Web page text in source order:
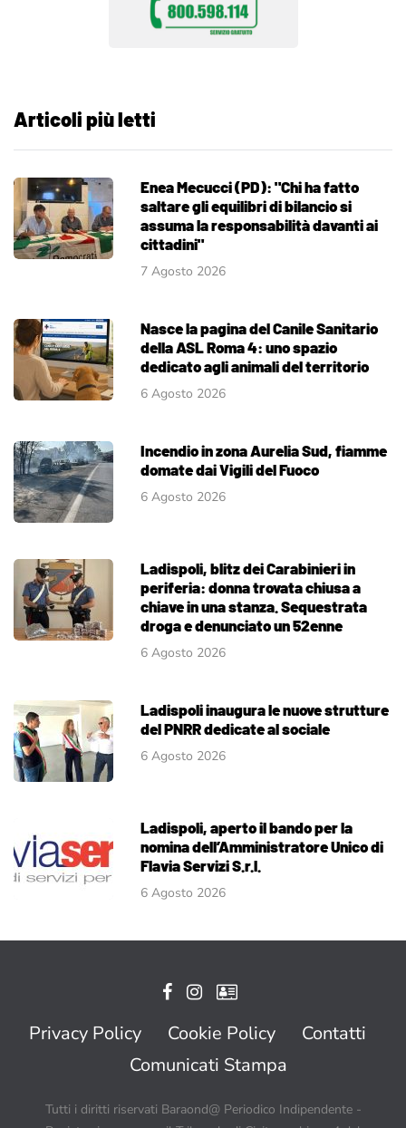
Articoli più letti
Enea Mecucci (PD): "Chi ha fatto
saltare gli equilibri di bilancio si
assuma la responsabilità davanti ai
cittadini"
7 Agosto 2026
Nasce la pagina del Canile Sanitario
della ASL Roma 4: uno spazio
dedicato agli animali del territorio
6 Agosto 2026
Incendio in zona Aurelia Sud, fiamme
domate dai Vigili del Fuoco
6 Agosto 2026
Ladispoli, blitz dei Carabinieri in
periferia: donna trovata chiusa a
chiave in una stanza. Sequestrata
droga e denunciato un 52enne
6 Agosto 2026
Ladispoli inaugura le nuove strutture
del PNRR dedicate al sociale
6 Agosto 2026
Ladispoli, aperto il bando per la
nomina dell’Amministratore Unico di
Flavia Servizi S.r.l.
6 Agosto 2026
Privacy Policy Cookie Policy
Contatti
Comunicati Stampa
Tutti i diritti riservati Baraond@ Periodico Indipendente -